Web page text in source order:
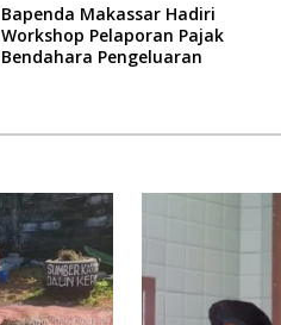
Bapenda Makassar Hadiri
Workshop Pelaporan Pajak
Bendahara Pengeluaran